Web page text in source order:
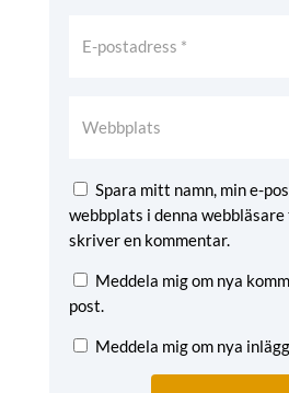
Spara mitt namn, min e-
webbplats i denna
skriver en kommentar.
Meddela mig om nya
post.
Meddela mig om nya